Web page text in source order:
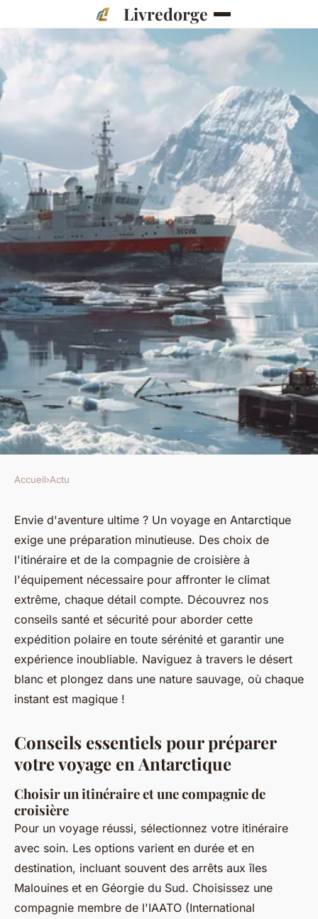
Livredorge
Voyage en Antarctique : tous
les conseils pour bien se
préparer
Ali•23 juillet 2024• 3 min de lecture
Accueil›Actu
Envie d'aventure ultime ? Un voyage en Antarctique
exige une préparation minutieuse. Des choix de
l'itinéraire et de la compagnie de croisière à
l'équipement nécessaire pour affronter le climat
extrême, chaque détail compte. Découvrez nos
conseils santé et sécurité pour aborder cette
expédition polaire en toute sérénité et garantir une
expérience inoubliable. Naviguez à travers le désert
blanc et plongez dans une nature sauvage, où chaque
instant est magique !
Conseils essentiels pour préparer
votre voyage en Antarctique
Choisir un itinéraire et une compagnie de
croisière
Pour un voyage réussi, sélectionnez votre itinéraire
avec soin. Les options varient en durée et en
destination, incluant souvent des arrêts aux îles
Malouines et en Géorgie du Sud. Choisissez une
compagnie membre de l'IAATO (International